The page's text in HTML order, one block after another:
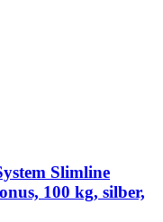
Slimline
100 kg, silber,